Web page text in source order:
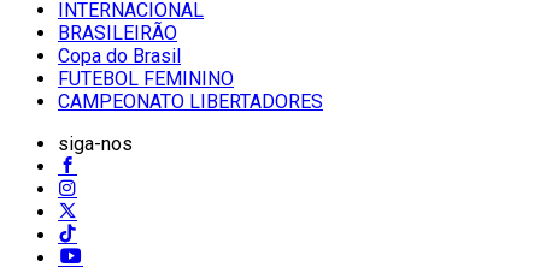
INTERNACIONAL
BRASILEIRÃO
Copa do Brasil
FUTEBOL FEMININO
CAMPEONATO LIBERTADORES
siga-nos